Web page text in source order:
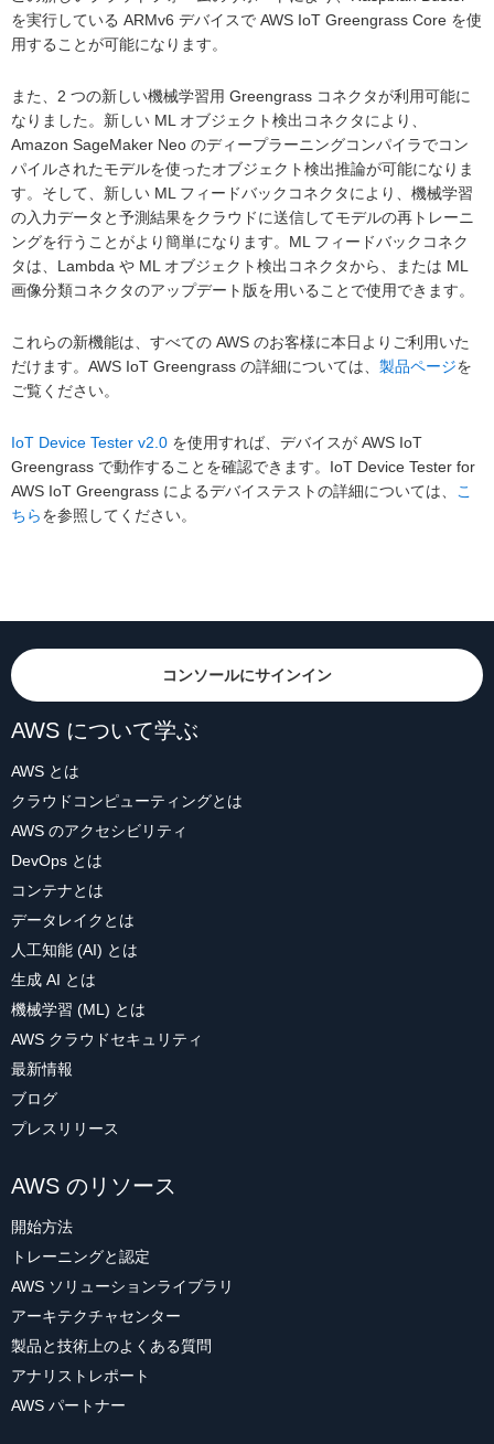
を実行している ARMv6 デバイスで AWS IoT Greengrass Core を使
用することが可能になります。
また、2 つの新しい機械学習用 Greengrass コネクタが利用可能に
なりました。新しい ML オブジェクト検出コネクタにより、
Amazon SageMaker Neo のディープラーニングコンパイラでコン
パイルされたモデルを使ったオブジェクト検出推論が可能になりま
す。そして、新しい ML フィードバックコネクタにより、機械学習
の入力データと予測結果をクラウドに送信してモデルの再トレーニ
ングを行うことがより簡単になります。ML フィードバックコネク
タは、Lambda や ML オブジェクト検出コネクタから、または ML
画像分類コネクタのアップデート版を用いることで使用できます。
これらの新機能は、すべての AWS のお客様に本日よりご利用いた
だけます。AWS IoT Greengrass の詳細については、 製品ページを
ご覧ください。
IoT Device Tester v2.0 を使用すれば、デバイスが AWS IoT
Greengrass で動作することを確認できます。IoT Device Tester for
AWS IoT Greengrass によるデバイステストの詳細については、
こ
ちらを参照してください。
コンソールにサインイン
AWS について学ぶ
AWS とは
クラウドコンピューティングとは
AWS のアクセシビリティ
DevOps とは
コンテナとは
データレイクとは
人工知能 (AI) とは
生成 AI とは
機械学習 (ML) とは
AWS クラウドセキュリティ
最新情報
ブログ
プレスリリース
AWS のリソース
開始方法
トレーニングと認定
AWS ソリューションライブラリ
アーキテクチャセンター
製品と技術上のよくある質問
アナリストレポート
AWS パートナー